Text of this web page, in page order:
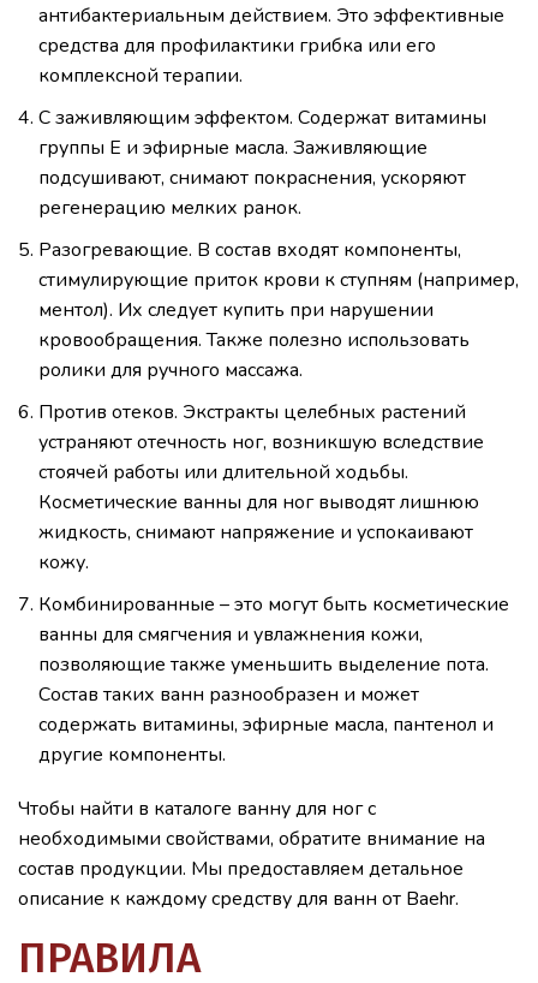
антибактериальным действием. Это эффективные
средства для профилактики грибка или его
комплексной терапии.
С заживляющим эффектом. Содержат витамины
группы Е и эфирные масла. Заживляющие
подсушивают, снимают покраснения, ускоряют
регенерацию мелких ранок.
Разогревающие. В состав входят компоненты,
стимулирующие приток крови к ступням (например,
ментол). Их следует купить при нарушении
кровообращения. Также полезно использовать
ролики для ручного массажа.
Против отеков. Экстракты целебных растений
устраняют отечность ног, возникшую вследствие
стоячей работы или длительной ходьбы.
Косметические ванны для ног выводят лишнюю
жидкость, снимают напряжение и успокаивают
кожу.
Комбинированные – это могут быть косметические
ванны для смягчения и увлажнения кожи,
позволяющие также уменьшить выделение пота.
Состав таких ванн разнообразен и может
содержать витамины, эфирные масла, пантенол и
другие компоненты.
Чтобы найти в каталоге ванну для ног с
необходимыми свойствами, обратите внимание на
состав продукции. Мы предоставляем детальное
описание к каждому средству для ванн от Baehr.
ПРАВИЛА